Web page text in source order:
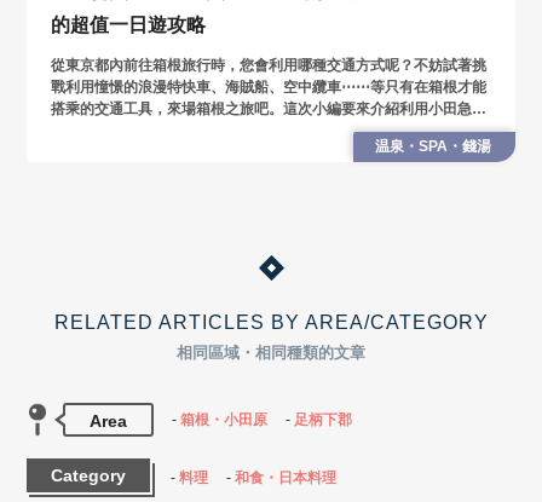
的超值一日遊攻略
從東京都內前往箱根旅行時，您會利用哪種交通方式呢？不妨試著挑
戰利用憧憬的浪漫特快車、海賊船、空中纜車⋯⋯等只有在箱根才能
搭乘的交通工具，來場箱根之旅吧。這次小編要來介紹利用小田急電
鐵發行的「箱根周遊券」，聰明巡遊箱根，來場愉悅一日遊的方法。
温泉・SPA・錢湯
RELATED ARTICLES BY AREA/CATEGORY
相同區域・相同種類的文章
Area 箱根・小田原 足柄下郡
Category 料理 和食・日本料理